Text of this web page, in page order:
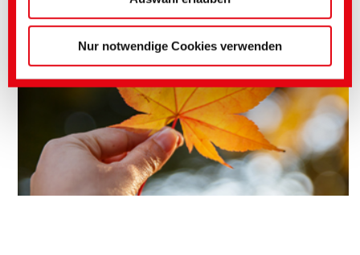
Nur notwendige Cookies verwenden